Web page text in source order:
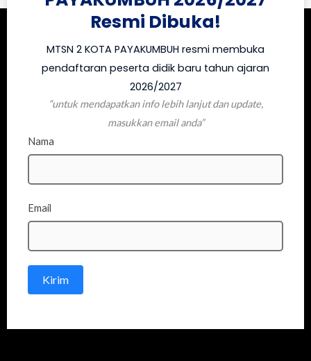
Resmi Dibuka!
MTSN 2 KOTA PAYAKUMBUH resmi membuka
pendaftaran peserta didik baru tahun ajaran
2026/2027
“untuk mendapatkan info lebih lanjut dan update,
masukkan email anda”
Nama
Email
Kirim